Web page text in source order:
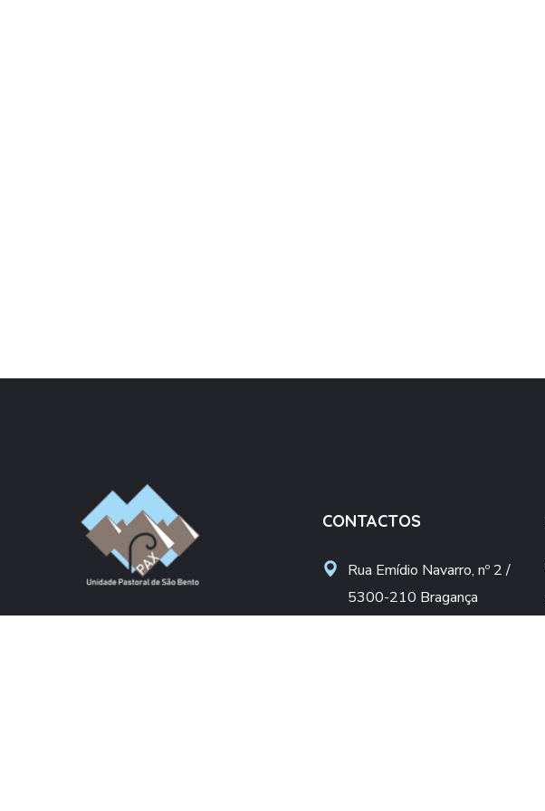
CONTACTOS
Rua Emídio Navarro, nº 2 /
5300-210 Bragança